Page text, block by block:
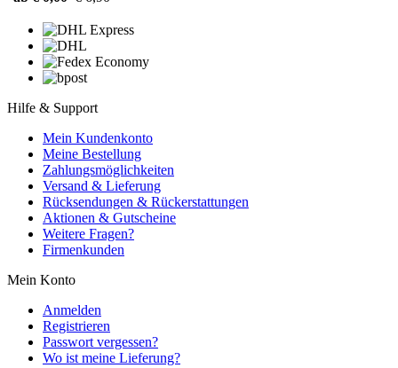
Hilfe & Support
Mein Kundenkonto
Meine Bestellung
Zahlungsmöglichkeiten
Versand & Lieferung
Rücksendungen & Rückerstattungen
Aktionen & Gutscheine
Weitere Fragen?
Firmenkunden
Mein Konto
Anmelden
Registrieren
Passwort vergessen?
Wo ist meine Lieferung?